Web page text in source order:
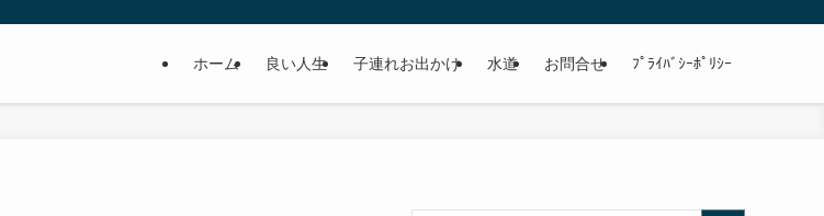
ホーム 良い人生 子連れお出かけ 水道 お問合せ ﾌﾟﾗｲﾊﾞｼｰﾎﾟﾘｼｰ